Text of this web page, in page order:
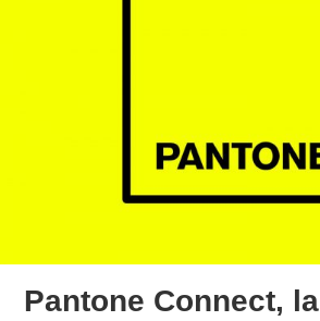
Pantone Connect, la